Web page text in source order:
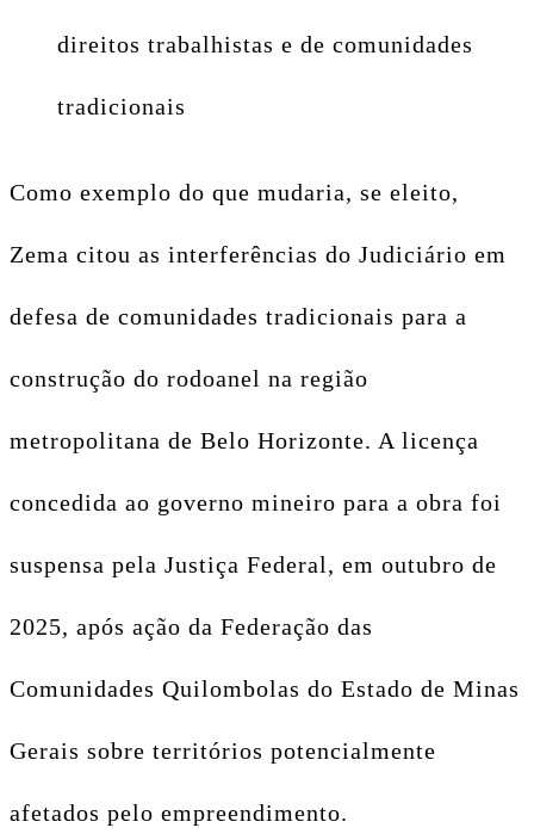
direitos trabalhistas e de comunidades
tradicionais
Como exemplo do que mudaria, se eleito,
Zema citou as interferências do Judiciário em
defesa de comunidades tradicionais para a
construção do rodoanel na região
metropolitana de Belo Horizonte. A licença
concedida ao governo mineiro para a obra foi
suspensa pela Justiça Federal, em outubro de
2025, após ação da Federação das
Comunidades Quilombolas do Estado de Minas
Gerais sobre territórios potencialmente
afetados pelo empreendimento.